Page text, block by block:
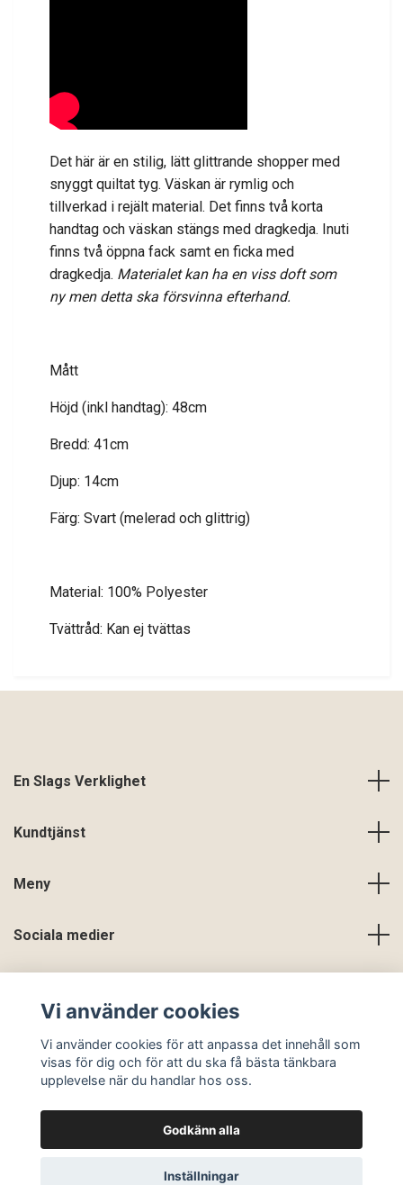
Det här är en stilig, lätt glittrande shopper med
snyggt quiltat tyg. Väskan är rymlig och
tillverkad i rejält material. Det finns två korta
handtag och väskan stängs med dragkedja. Inuti
finns två öppna fack samt en ficka med
dragkedja. Materialet kan ha en viss doft som
ny men detta ska försvinna efterhand.
Mått
Höjd (inkl handtag): 48cm
Bredd: 41cm
Djup: 14cm
Färg: Svart (melerad och glittrig)
Material: 100% Polyester
Tvättråd: Kan ej tvättas
En Slags Verklighet
Kundtjänst
Meny
Sociala medier
© 2026 En Slags Verklighet
Vi använder cookies
Vi använder cookies för att anpassa det innehåll som
visas för dig och för att du ska få bästa tänkbara
upplevelse när du handlar hos oss.
Godkänn alla
Inställningar